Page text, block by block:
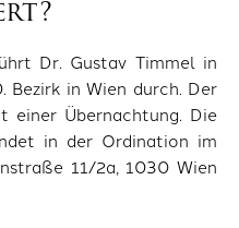
Dr. Gustav Timmel in
Bezirk in Wien durch. Der
Übernachtung. Die
in der Ordination im
11/2a, 1030 Wien